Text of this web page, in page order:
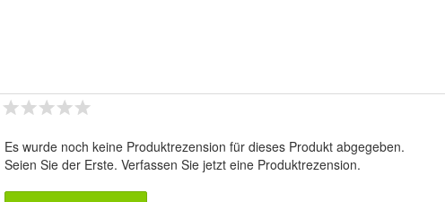
Es wurde noch keine Produktrezension für dieses Produkt abgegeben.
Seien Sie der Erste. Verfassen Sie jetzt eine Produktrezension.